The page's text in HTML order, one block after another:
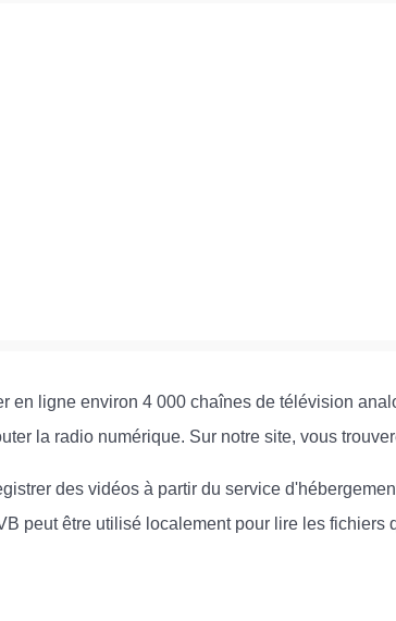
en ligne environ 4 000 chaînes de télévision
la radio numérique. Sur notre site, vous
des vidéos à partir du service
peut être utilisé localement pour lire les fichiers